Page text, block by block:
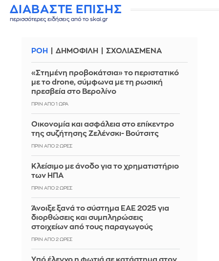
ΔΙΑΒΑΣΤΕ ΕΠΙΣΗΣ
περισσότερες ειδήσεις από το skai.gr
ΡΟΗ ΔΗΜΟΦΙΛΗ ΣΧΟΛΙΑΣΜΕΝΑ
«Στημένη προβοκάτσια» το περιστατικό
με το drone, σύμφωνα με τη ρωσική
πρεσβεία στο Βερολίνο
ΠΡΙΝ ΑΠΌ 1 ΏΡΑ
Οικονομία και ασφάλεια στο επίκεντρο
της συζήτησης Ζελένσκι- Βούτσιτς
ΠΡΙΝ ΑΠΌ 2 ΏΡΕΣ
Κλείσιμο με άνοδο για το χρηματιστήριο
των ΗΠΑ
ΠΡΙΝ ΑΠΌ 2 ΏΡΕΣ
Άνοιξε ξανά το σύστημα ΕΑΕ 2025 για
διορθώσεις και συμπληρώσεις
στοιχείων από τους παραγωγούς
ΠΡΙΝ ΑΠΌ 2 ΏΡΕΣ